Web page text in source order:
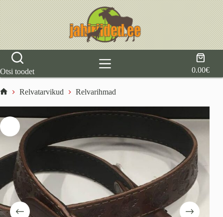
Skip
to
content
Otsi toodet
cart
0.00€
Relvatarvikud Relvarihmad